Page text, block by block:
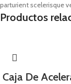
parturient scelerisque
Productos
Caja De